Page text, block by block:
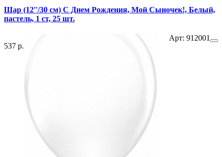
Шар (12''/30 см) С Днем Рождения, Мой Сыночек!, Белый,
пастель, 1 ст, 25 шт.
537 р.
Арт: 912001